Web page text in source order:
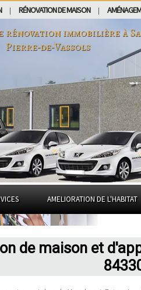
RÉNOVATION DE MAISON
rénovation immobilière à
Pierre-de-Vassols
AMELIORATION DE L'HABITAT
de maison et